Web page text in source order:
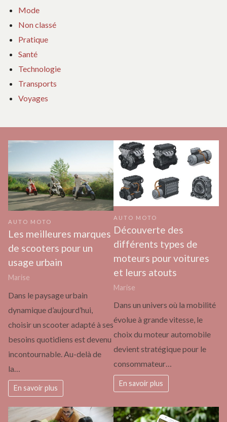
Mode
Non classé
Pratique
Santé
Technologie
Transports
Voyages
AUTO MOTO
Les meilleures marques
de scooters pour un
usage urbain
Marise
Dans le paysage urbain
dynamique d’aujourd’hui,
choisir un scooter adapté à ses
besoins quotidiens est devenu
incontournable. Au-delà de
la…
En savoir plus
AUTO MOTO
Découverte des
différents types de
moteurs pour voitures
et leurs atouts
Marise
Dans un univers où la mobilité
évolue à grande vitesse, le
choix du moteur automobile
devient stratégique pour le
consommateur…
En savoir plus